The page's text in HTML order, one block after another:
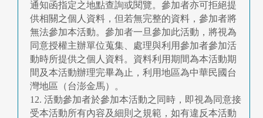
通知函指定之地點查詢或閱覽。參加者亦可拒絕提
供相關之個人資料，但若無完整的資料，參加者將
無法參加本活動。參加者一旦參加此活動，將視為
同意授權主辦單位蒐集、處理與利用參加者參加活
動時所提供之個人資料。資料利用期間為本活動期
間及本活動辦理完畢為止，利用地區為中華民國台
灣地區（台澎金馬）。
12. 活動參加者於參加本活動之同時，即視為同意接
受本活動所有內容及細則之規範，如有違反本活動